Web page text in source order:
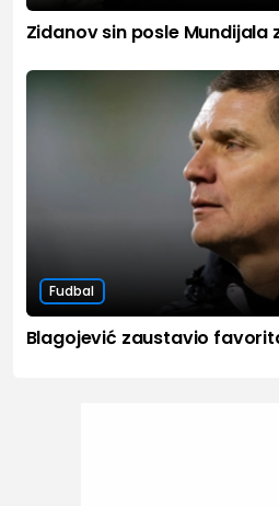
Zidanov sin posle Mundijala
Fudbal
Blagojević zaustavio